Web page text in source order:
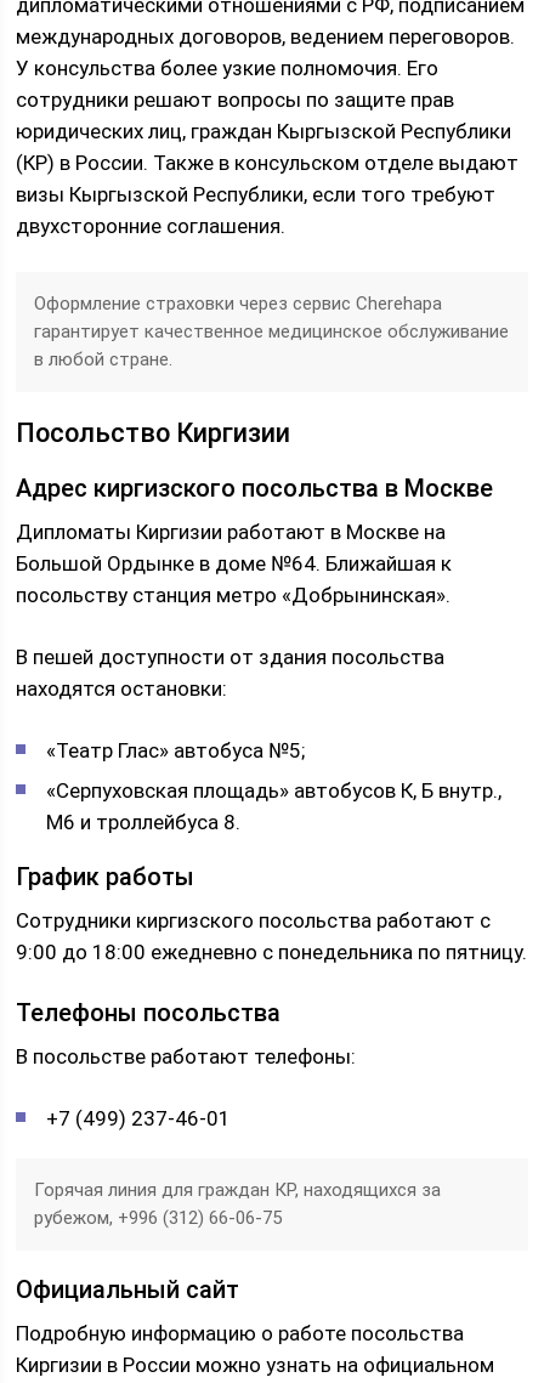
дипломатическими отношениями с РФ, подписанием
международных договоров, ведением переговоров.
У консульства более узкие полномочия. Его
сотрудники решают вопросы по защите прав
юридических лиц, граждан Кыргызской Республики
(КР) в России. Также в консульском отделе выдают
визы Кыргызской Республики, если того требуют
двухсторонние соглашения.
Оформление страховки через сервис Cherehapa
гарантирует качественное медицинское обслуживание
в любой стране.
Посольство Киргизии
Адрес киргизского посольства в Москве
Дипломаты Киргизии работают в Москве на
Большой Ордынке в доме №64. Ближайшая к
посольству станция метро «Добрынинская».
В пешей доступности от здания посольства
находятся остановки:
«Театр Глас» автобуса №5;
«Серпуховская площадь» автобусов К, Б внутр.,
М6 и троллейбуса 8.
График работы
Сотрудники киргизского посольства работают с
9:00 до 18:00 ежедневно с понедельника по пятницу.
Телефоны посольства
В посольстве работают телефоны:
+7 (499) 237-46-01
Горячая линия для граждан КР, находящихся за
рубежом, +996 (312) 66-06-75
Официальный сайт
Подробную информацию о работе посольства
Киргизии в России можно узнать на официальном